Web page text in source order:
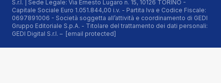
Capitale Sociale Euro 1.051.844,00 i.v. - Partita Iva e Codice Fiscale:
0697891006 - Società soggetta all’attività e coordinamento di GEDI
Gruppo Editoriale S.p.A. - Titolare del trattamento dei dati personali:
GEDI Digital S.r.l. –[email protected]